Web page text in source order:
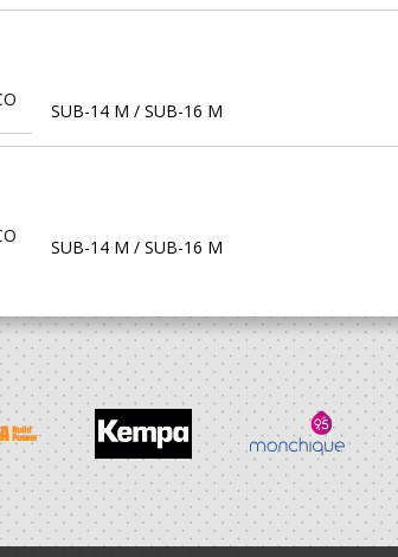
SUB-14 M / SUB-16 M
SUB-14 M / SUB-16 M
Minis M / SUB-14 M